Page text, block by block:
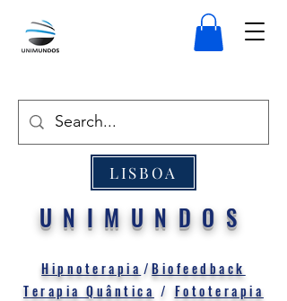
LISBOA
UNIMUNDOS
Hipnoterapia /Biofeedback
Terapia Quântica / Fototerapia